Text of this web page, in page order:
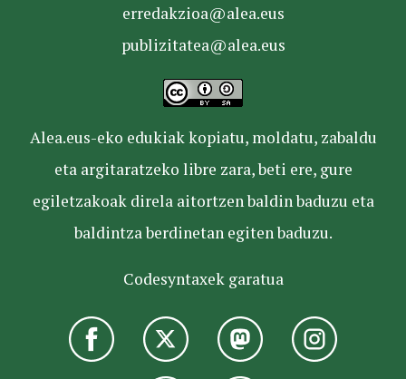
erredakzioa@alea.eus
publizitatea@alea.eus
Alea.eus-eko edukiak kopiatu, moldatu, zabaldu
eta argitaratzeko libre zara, beti ere, gure
egiletzakoak direla aitortzen baldin baduzu eta
baldintza berdinetan egiten baduzu.
Codesyntaxek garatua